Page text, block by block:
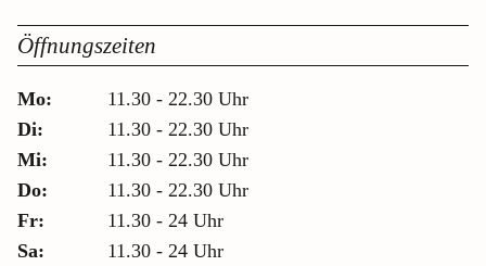
Öffnungszeiten
Mo:
11.30 - 22.30 Uhr
Di:
11.30 - 22.30 Uhr
Mi:
11.30 - 22.30 Uhr
Do:
11.30 - 22.30 Uhr
Fr:
11.30 - 24 Uhr
Sa:
11.30 - 24 Uhr